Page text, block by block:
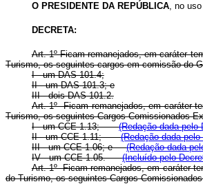
O PRESIDENTE DA REPÚBLICA, no
DECRETA:
Art. 1º Ficam remanejados, em caráter
Turismo, os seguintes cargos em comissão do
I - um DAS 101.4;
II - um DAS 101.3; e
III - dois DAS 101.2.
Art. 1º Ficam remanejados, em caráter
Turismo, os seguintes Cargos
I - um CCE 1.13;(Redação dada pelo
II - um CCE 1.11;(Redação dada
III - um CCE 1.06; e(Redação dada
IV - um CCE 1.05.(Incluído pelo
Art. 1º Ficam remanejados, em caráter
do Turismo, os seguintes Cargos